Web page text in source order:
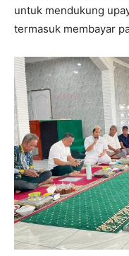
untuk mendukung
termasuk membayar